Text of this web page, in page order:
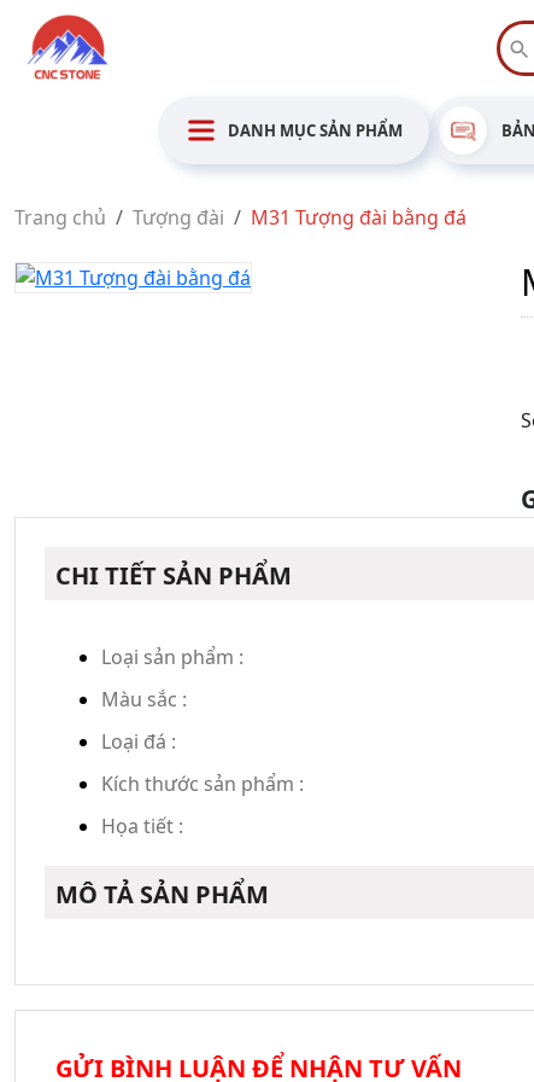
DANH MỤC SẢN PHẨM
Trang chủ Tượng đài M31 Tượng đài bằng đá
CHI TIẾT SẢN PHẨM
Loại sản phẩm :
Màu sắc :
Loại đá :
Kích thước sản phẩm :
Họa tiết :
MÔ TẢ SẢN PHẨM
GỬI BÌNH LUẬN ĐỂ NHẬN TƯ VẤN